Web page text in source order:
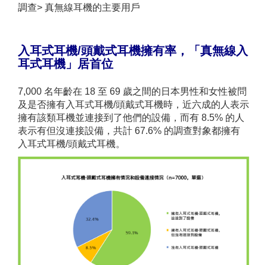
調查> 真無線耳機的主要用戶
入耳式耳機/頭戴式耳機擁有率，「 真無線入
耳式耳機」居首位
7,000 名年齡在 18 至 69 歲之間的日本男性和女性被問
及是否擁有入耳式耳機/頭戴式耳機時，近六成的人表示
擁有該類耳機並連接到了他們的設備，而有 8.5% 的人
表示有但沒連接設備，共計 67.6% 的調查對象都擁有
入耳式耳機/頭戴式耳機。